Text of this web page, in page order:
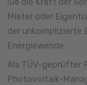
Mieter oder
der unkomplizierte
Energiewende.
Als TÜV-geprüfter
Photovoltaik-